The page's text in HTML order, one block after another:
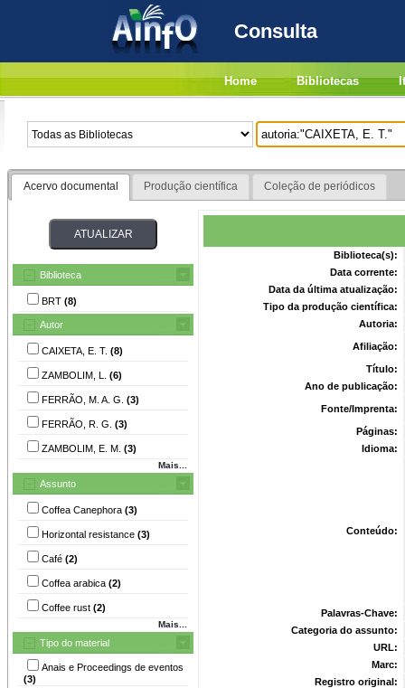
Consulta
Home Bibliotecas
Acervo documental Produção científica Coleção de periódicos
Biblioteca
BRT (8)
Autor
CAIXETA, E. T. (8)
ZAMBOLIM, L. (6)
FERRÃO, M. A. G. (3)
FERRÃO, R. G. (3)
ZAMBOLIM, E. M. (3)
Mais...
Assunto
Coffea Canephora (3)
Horizontal resistance (3)
Café (2)
Coffea arabica (2)
Coffee rust (2)
Mais...
Tipo do material
Anais e Proceedings de eventos
(3)
Biblioteca(s):
Data corrente:
Data da última atualização:
Tipo da produção científica:
Autoria:
Afiliação:
Título:
Ano de publicação:
Fonte/Imprenta:
Páginas:
Idioma:
Conteúdo:
Palavras-Chave:
Categoria do assunto:
URL:
Marc:
Registro original: